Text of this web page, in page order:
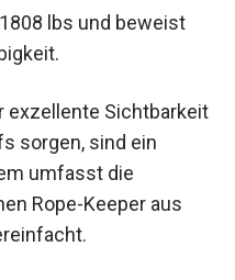
lbs und beweist
exzellente Sichtbarkeit
sorgen, sind ein
umfasst die
Rope-Keeper aus